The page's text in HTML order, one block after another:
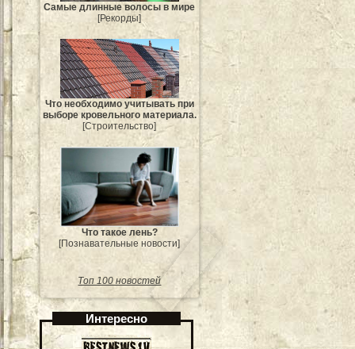
Самые длинные волосы в мире
[Рекорды]
Что необходимо учитывать при
выборе кровельного материала.
[Строительство]
Что такое лень?
[Познавательные новости]
Топ 100 новостей
Интересно